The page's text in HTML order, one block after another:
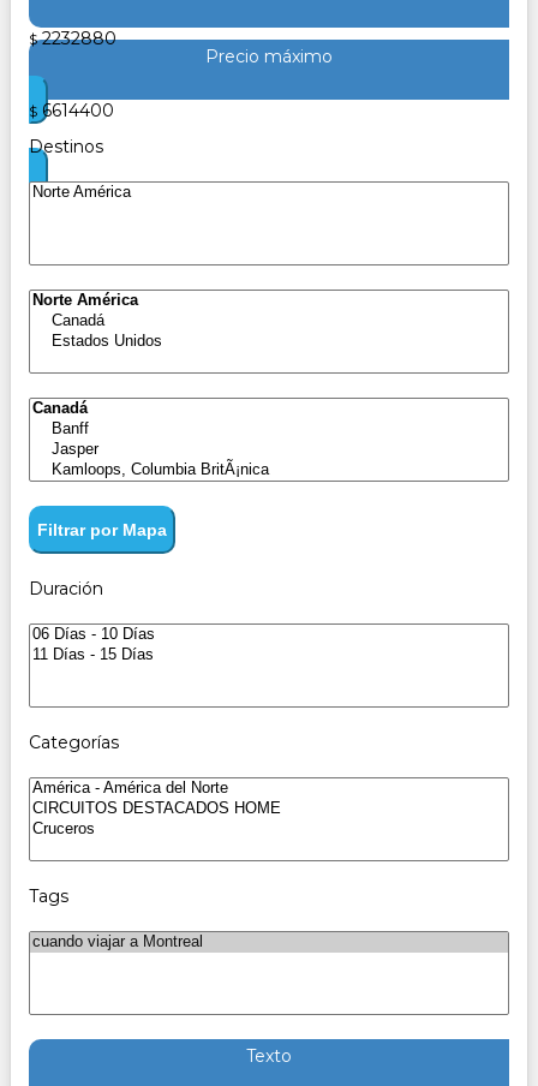
$ 2232880
Precio máximo
$ 6614400
Destinos
Filtrar por Mapa
Duración
Categorías
Tags
Texto